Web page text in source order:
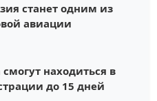
станет одним из
авиации
находиться в
до 15 дней